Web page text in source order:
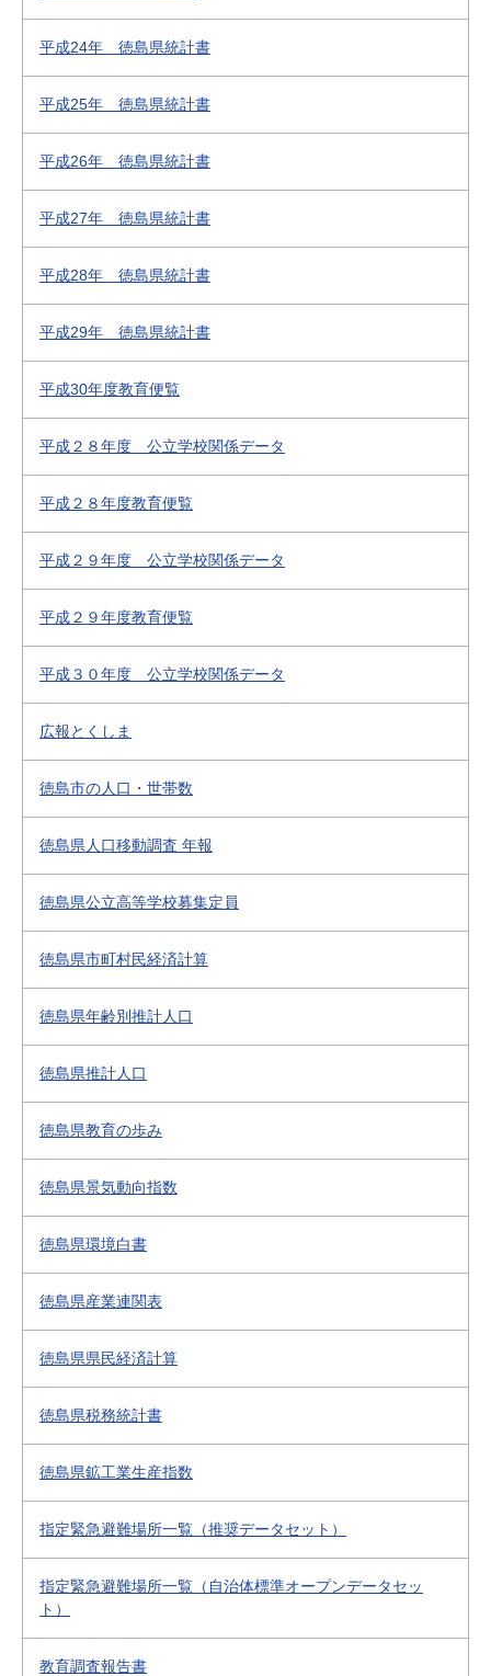
平成24年 徳島県統計書
平成25年 徳島県統計書
平成26年 徳島県統計書
平成27年 徳島県統計書
平成28年 徳島県統計書
平成29年 徳島県統計書
平成30年度教育便覧
平成２８年度 公立学校関係データ
平成２８年度教育便覧
平成２９年度 公立学校関係データ
平成２９年度教育便覧
平成３０年度 公立学校関係データ
広報とくしま
徳島市の人口・世帯数
徳島県人口移動調査 年報
徳島県公立高等学校募集定員
徳島県市町村民経済計算
徳島県年齢別推計人口
徳島県推計人口
徳島県教育の歩み
徳島県景気動向指数
徳島県環境白書
徳島県産業連関表
徳島県県民経済計算
徳島県税務統計書
徳島県鉱工業生産指数
指定緊急避難場所一覧（推奨データセット）
指定緊急避難場所一覧（自治体標準オープンデータセッ
ト）
教育調査報告書